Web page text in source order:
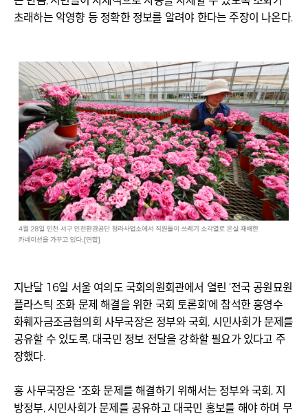
초래하는 악영향 등 정확한 정보를 알려야 한다는 주장이 나온다.
지난달 16일 서울 여의도 국회의원회관에서 열린 ‘전국 공원묘원
플라스틱 조화 문제 해결을 위한 국회 토론회’에 참석한 홍영수
화훼자금조금협의회 사무국장은 정부와 국회, 시민사회가 문제를
공유할 수 있도록, 대국민 정보 전달을 강화할 필요가 있다고 주
장했다.
홍 사무국장은 “조화 문제를 해결하기 위해서는 정부와 국회, 지
방정부, 시민사회가 문제를 공유하고 대국민 홍보를 해야 하며 무